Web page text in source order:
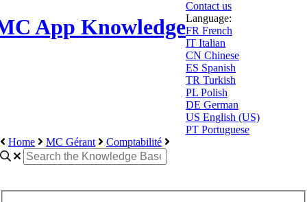
App Knowledge
Contact us
Language:
FR French
IT Italian
CN Chinese
ES Spanish
TR Turkish
PL Polish
DE German
US English (US)
PT Portuguese
Home
MC Gérant Comptabilité